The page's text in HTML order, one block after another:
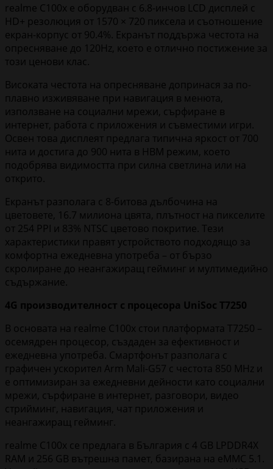
realme C100x е оборудван с 6.8-инчов LCD дисплей с
HD+ резолюция от 1570 × 720 пиксела и съотношение
екран-корпус от 90.4%. Екранът поддържа честота на
опресняване до 120Hz, което е отлично постижение за
този ценови клас.
Високата честота на опресняване допринася за по-
плавно изживяване при навигация в менюта,
използване на социални мрежи, сърфиране в
интернет, работа с приложения и съвместими игри.
Освен това дисплеят предлага типична яркост от 700
нита и достига до 900 нита в HBM режим, което
подобрява видимостта при силна светлина или на
открито.
Екранът разполага с 8-битова дълбочина на
цветовете, 16.7 милиона цвята, плътност на пикселите
от 254 PPI и 83% NTSC цветово покритие. Тези
характеристики правят устройството подходящо за
комфортна ежедневна употреба – от бързо
скролиране до неангажиращ гейминг и мултимедийно
съдържание.
4G производителност с процесора UniSoc T7250
В основата на realme C100x стои платформата T7250 –
осемядрен процесор, създаден за ефективност и
ежедневна употреба. Смартфонът разполага с
графичен ускорител Arm Mali-G57 с честота 850 MHz и
е оптимизиран за ежедневни дейности като социални
мрежи, сърфиране в интернет, разговори, видео
стрийминг, навигация, чат приложения и
неангажиращ гейминг.
realme C100x се предлага в България с 4 GB LPDDR4X
RAM и 256 GB вътрешна памет, базирана на eMMC 5.1.